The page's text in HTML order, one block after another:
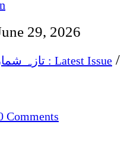
29, 2026
تازہ شمارہ : Latest Issue /
Comments